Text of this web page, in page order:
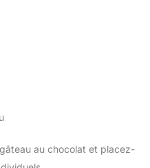
au chocolat et placez-